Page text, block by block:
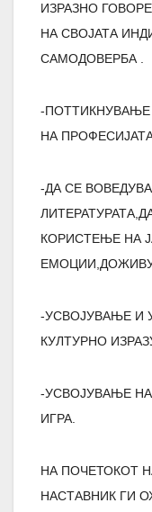
ИЗРАЗНО
НА СВОЈАТА
САМОДОВЕРБА .
-
НА
-ДА СЕ
КОРИСТЕЊЕ НА
-УСВОЈУВАЊЕ И
КУЛТУРНО
-УСВОЈУВАЊЕ
ИГРА.
НА ПОЧЕТОКОТ
НАСТАВНИК ГИ